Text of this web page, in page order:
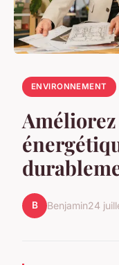
ENVIRONNEMENT
B Benjamin24